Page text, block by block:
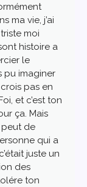
ma vie, j’ai
moi
histoire a
le
pu imaginer
pas en
et c’est ton
ça. Mais
peut de
qui a
juste un
des
ton